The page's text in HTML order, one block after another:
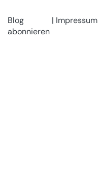
Blog
abonnieren
Impressum